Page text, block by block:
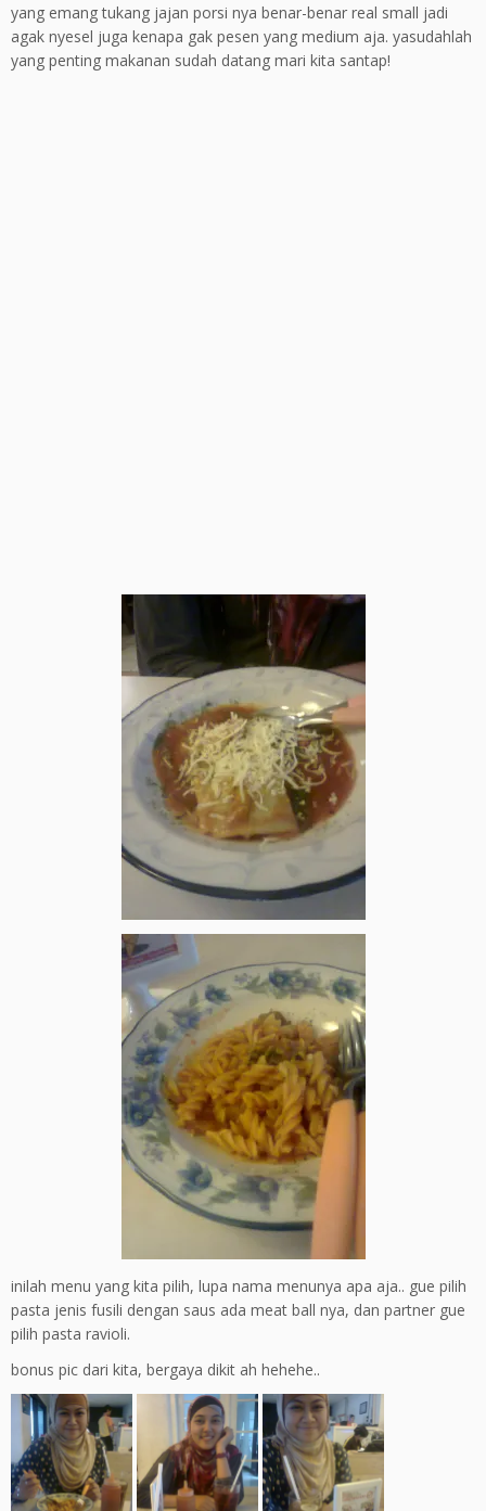
yang emang tukang jajan porsi nya benar-benar real small jadi
agak nyesel juga kenapa gak pesen yang medium aja. yasudahlah
yang penting makanan sudah datang mari kita santap!
inilah menu yang kita pilih, lupa nama menunya apa aja.. gue pilih
pasta jenis fusili dengan saus ada meat ball nya, dan partner gue
pilih pasta ravioli.
bonus pic dari kita, bergaya dikit ah hehehe..